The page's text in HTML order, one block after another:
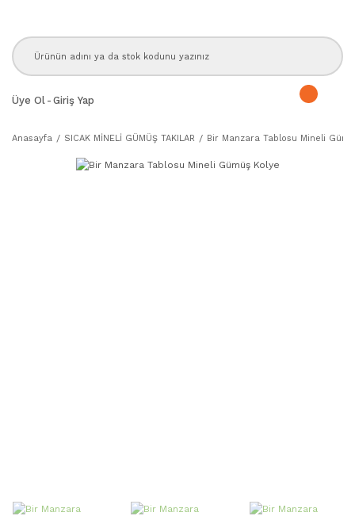
Üye Ol - Giriş Yap
Anasayfa SICAK MİNELİ GÜMÜŞ TAKILAR Bir Manzara Tablosu Mineli